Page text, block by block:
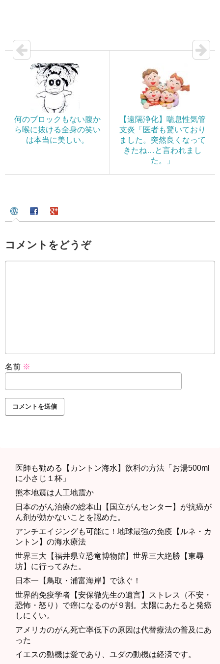
何のブロックもない腹か
ら喉に抜ける全身の笑い
は本当に美しい。
【遠隔浄化】喘息性気管
支炎「医者も驚いており
ました。突然良くなって
きたね…と言われまし
た。」
コメントをどうぞ
名前 ※
医師も勧める【カントン海水】飲料の方法「お湯500ml
に小さじ１杯」
熊本地震は人工地震か
日本のがん治療の総本山【国立がんセンター】が抗癌が
ん剤が効かないことを認めた。
アンチエイジングも可能に！地球最強の免疫【ルネ・カ
ントン】の海水療法
世界三大【福井県立恐竜博物館】世界三大絶勝【東尋
坊】に行ってみた。
日本一【鳥取・浦富海岸】で泳ぐ！
世界的免疫学者【安保徹先生の遺言】ストレス（不安・
恐怖・怒り）で癌になるのが９割。太陽にあたると発癌
しにくい。
アメリカのがん死亡率低下の原因は代替療法の普及にあ
った
イエスの動機は愛であり、ユダの動機は経済です。